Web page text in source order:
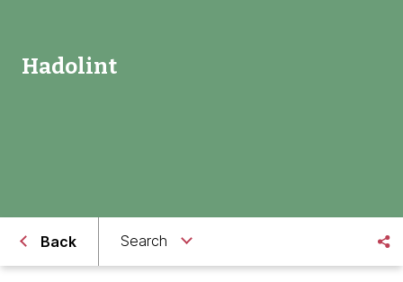
Hadolint
Back Search